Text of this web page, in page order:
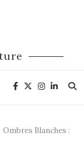
Ombres Blanches :